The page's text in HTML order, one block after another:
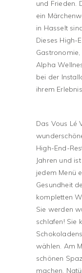
und Frieden.
ein
in Hasselt
Dieses High-
Alpha
bei der
ihrem
Das Vous Lé
High-End-
Jahren und
jedem Menü
Gesundheit
kompletten
Sie werden
schlafen! Sie
wählen. Am
schönen
machen.